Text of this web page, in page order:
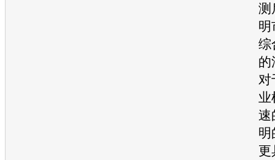
测
明
综
的
对
业
速
明
更